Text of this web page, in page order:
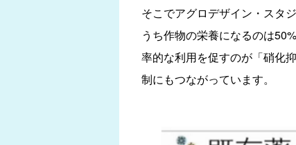
そこでアグロデザイン・スタ
うち作物の栄養になるのは
率的な利用を促すのが「硝化
制にもつながっています。